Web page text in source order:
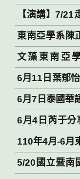
【演講】7/21
議
東南亞學系陳
日登場
professor in
started
on July 6.
文藻東南亞
Opening
University's
Asia
Talent
6月11日葉郁
得
6月7日泰國華
6月4日芮于分
軟實力的工具
110年4月-6月
5/20國立暨南
霓分享緬甸的